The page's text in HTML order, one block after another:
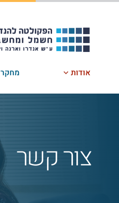
דלג
אודות מחקר
צור קשר